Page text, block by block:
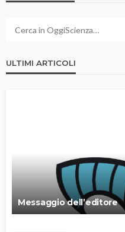
ULTIMI ARTICOLI
Messaggio dell’editore